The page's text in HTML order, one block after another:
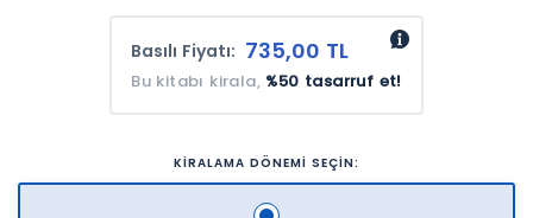
Basılı Fiyatı: 735,00 TL
Bu kitabı kirala, %50 tasarruf et!
KİRALAMA DÖNEMİ SEÇİN: